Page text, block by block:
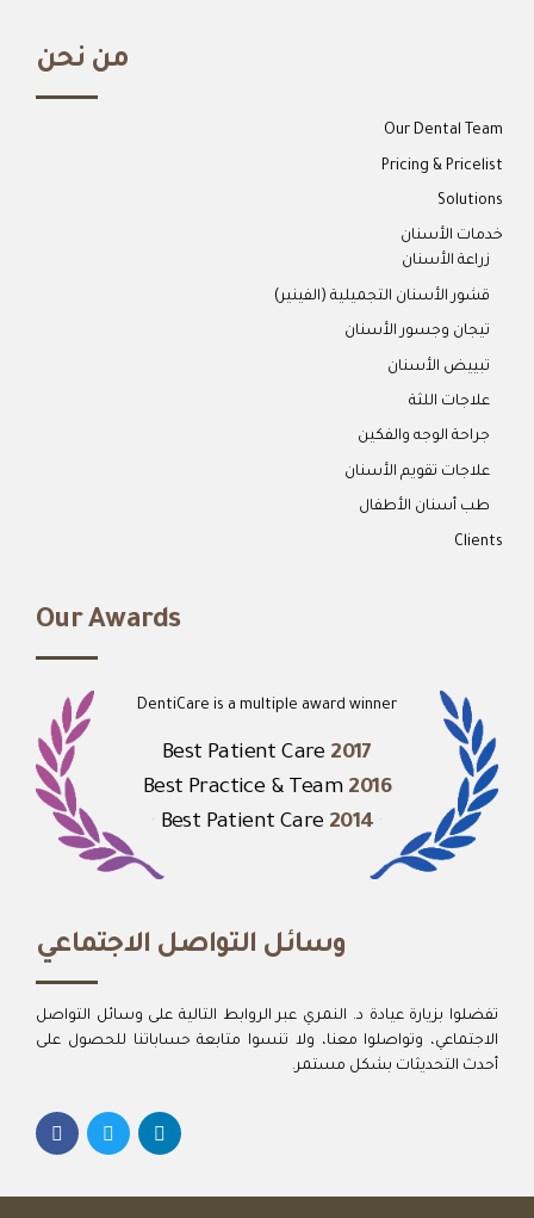
من نحن
Our Dental Team
Pricing & Pricelist
Solutions
خدمات الأسنان
زراعة الأسنان
قشور الأسنان التجميلية (الفينير)
تيجان وجسور الأسنان
تبييض الأسنان
علاجات اللثة
جراحة الوجه والفكين
علاجات تقويم الأسنان
طب أسنان الأطفال
Clients
Our Awards
DentiCare is a multiple award winner
Best Patient Care 2017
Best Practice & Team 2016
Best Patient Care 2014
وسائل التواصل الاجتماعي
تفضلوا بزيارة عيادة د. النمري عبر الروابط التالية على وسائل التواصل
الاجتماعي، وتواصلوا معنا، ولا تنسوا متابعة حساباتنا للحصول على
أحدث التحديثات بشكل مستمر.